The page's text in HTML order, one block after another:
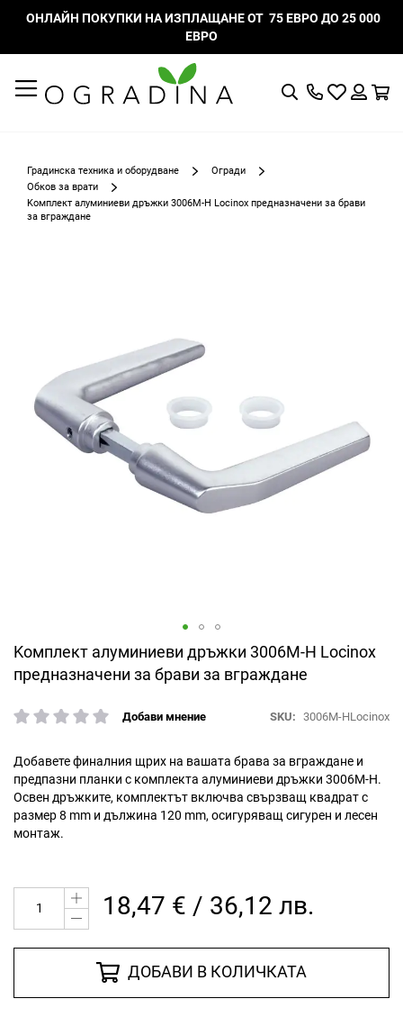
ОНЛАЙН ПОКУПКИ НА ИЗПЛАЩАНЕ ОТ 75 ЕВРО ДО 25 000
ЕВРО
ТърсенеМоят
Градинска техника и оборудване
Огради
Обков за врати
Kомплект алуминиеви дръжки 3006M-H Locinox предназначени за брави
за вграждане
Kомплект алуминиеви дръжки 3006M-H Locinox
предназначени за брави за вграждане
рейтинг:
Добави мнение SKU 3006M-HLocinox
Добавете финалния щрих на вашата брава за вграждане и
предпазни планки с комплекта алуминиеви дръжки 3006M-H.
Освен дръжките, комплектът включва свързващ квадрат с
размер 8 mm и дължина 120 mm, осигуряващ сигурен и лесен
монтаж.
18,47 € / 36,12 лв.
ДОБАВИ В КОЛИЧКАТА
Преминете
началото
галерия
снимки